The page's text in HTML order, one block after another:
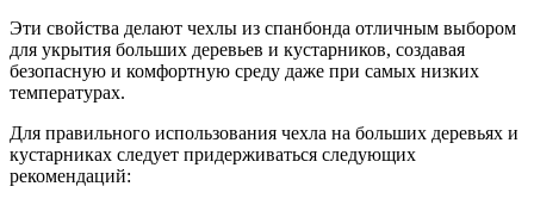
Эти свойства делают чехлы из спанбонда отличным выбором
для укрытия больших деревьев и кустарников, создавая
безопасную и комфортную среду даже при самых низких
температурах.
Для правильного использования чехла на больших деревьях и
кустарниках следует придерживаться следующих
рекомендаций: